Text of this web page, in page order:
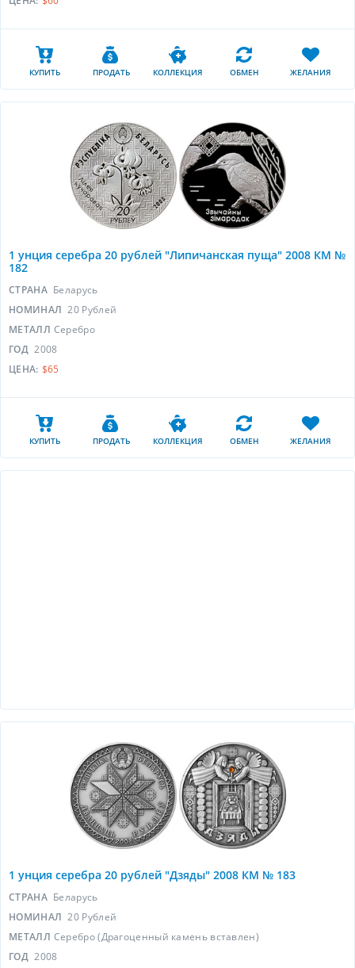
КУПИТЬ ПРОДАТЬ КОЛЛЕКЦИЯ ОБМЕН ЖЕЛАНИЯ
1 унция серебра 20 рублей "Липичанская пуща" 2008 КМ №
182
СТРАНА Беларусь
НОМИНАЛ 20 Рублей
МЕТАЛЛ Серебро
ГОД 2008
ЦЕНА: $65
КУПИТЬ ПРОДАТЬ КОЛЛЕКЦИЯ ОБМЕН ЖЕЛАНИЯ
1 унция серебра 20 рублей "Дзяды" 2008 КМ № 183
СТРАНА Беларусь
НОМИНАЛ 20 Рублей
МЕТАЛЛ Серебро (Драгоценный камень вставлен)
ГОД 2008